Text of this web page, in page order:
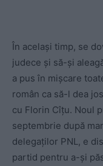
În același timp, se
judece și să-și
a pus în mișcare
român ca să-l dea
cu Florin Cîțu. Noul
septembrie după
delegaților PNL, e
partid pentru a-și